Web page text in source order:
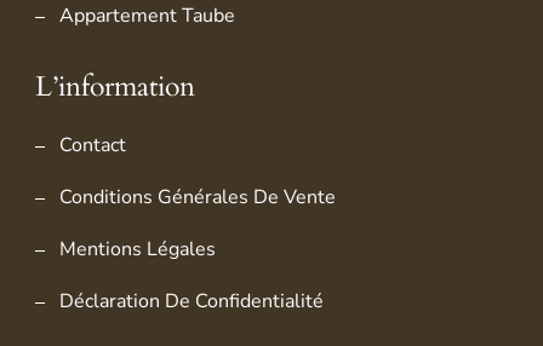
Appartement Taube
L’information
Contact
Conditions Générales De Vente
Mentions Légales
Déclaration De Confidentialité